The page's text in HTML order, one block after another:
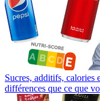
Sucres, additifs, calories
différences que ce que